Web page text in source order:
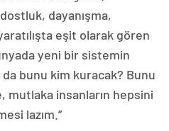
dayanışma,
eşit olarak gören
yeni bir sistemin
bunu kim kuracak? Bunu
mutlaka insanların hepsini
lazım.”